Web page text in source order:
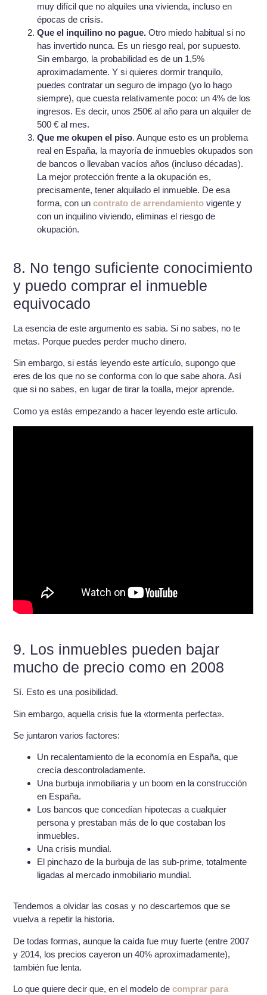
muy difícil que no alquiles una vivienda, incluso en
épocas de crisis.
Que el inquilino no pague. Otro miedo habitual si no
has invertido nunca. Es un riesgo real, por supuesto.
Sin embargo, la probabilidad es de un 1,5%
aproximadamente. Y si quieres dormir tranquilo,
puedes contratar un seguro de impago (yo lo hago
siempre), que cuesta relativamente poco: un 4% de los
ingresos. Es decir, unos 250€ al año para un alquiler de
500 € al mes.
Que me okupen el piso. Aunque esto es un problema
real en España, la mayoría de inmuebles okupados son
de bancos o llevaban vacíos años (incluso décadas).
La mejor protección frente a la okupación es,
precisamente, tener alquilado el inmueble. De esa
forma, con uncontrato de arrendamiento vigente y
con un inquilino viviendo, eliminas el riesgo de
okupación.
8. No tengo suficiente conocimiento
y puedo comprar el inmueble
equivocado
La esencia de este argumento es sabia. Si no sabes, no te
metas. Porque puedes perder mucho dinero.
Sin embargo, si estás leyendo este artículo, supongo que
eres de los que no se conforma con lo que sabe ahora. Así
que si no sabes, en lugar de tirar la toalla, mejor aprende.
Como ya estás empezando a hacer leyendo este artículo.
9. Los inmuebles pueden bajar
mucho de precio como en 2008
Sí. Esto es una posibilidad.
Sin embargo, aquella crisis fue la «tormenta perfecta».
Se juntaron varios factores:
Un recalentamiento de la economía en España, que
crecía descontroladamente.
Una burbuja inmobiliaria y un boom en la construcción
en España.
Los bancos que concedían hipotecas a cualquier
persona y prestaban más de lo que costaban los
inmuebles.
Una crisis mundial.
El pinchazo de la burbuja de las sub-prime, totalmente
ligadas al mercado inmobiliario mundial.
Tendemos a olvidar las cosas y no descartemos que se
vuelva a repetir la historia.
De todas formas, aunque la caída fue muy fuerte (entre 2007
y 2014, los precios cayeron un 40% aproximadamente),
también fue lenta.
Lo que quiere decir que, en el modelo decomprar para